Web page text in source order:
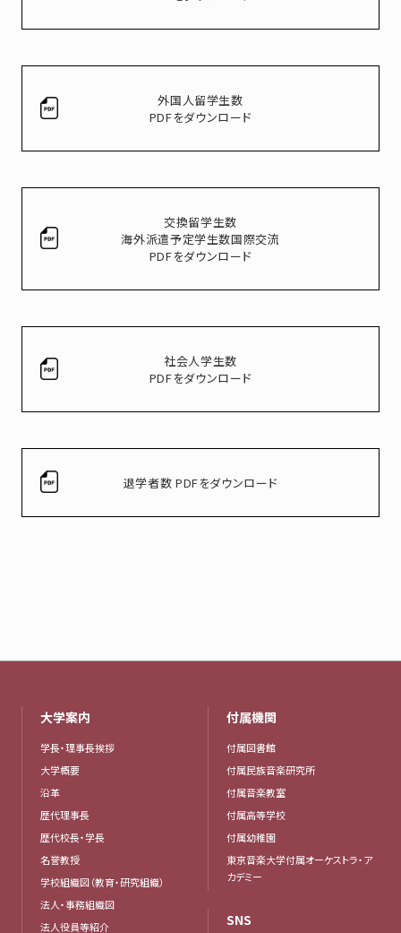
外国人留学生数
PDFをダウンロード
交換留学生数
海外派遣予定学生数国際交流
PDFをダウンロード
社会人学生数
PDFをダウンロード
退学者数 PDFをダウンロード
大学案内
学長・理事長挨拶
大学概要
沿革
歴代理事長
歴代校長・学長
名誉教授
学校組織図（教育・研究組織）
法人・事務組織図
法人役員等紹介
付属機関
付属図書館
付属民族音楽研究所
付属音楽教室
付属高等学校
付属幼稚園
東京音楽大学付属オーケストラ・ア
カデミー
SNS